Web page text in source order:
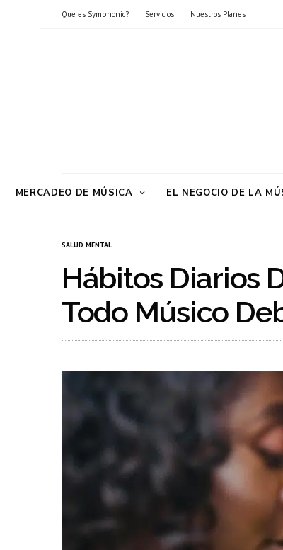
Que es Symphonic? Servicios Nuestros Planes
MERCADEO DE MÚSICA EL NEGOCIO DE LA
SALUD MENTAL
Hábitos Diarios
Todo Músico